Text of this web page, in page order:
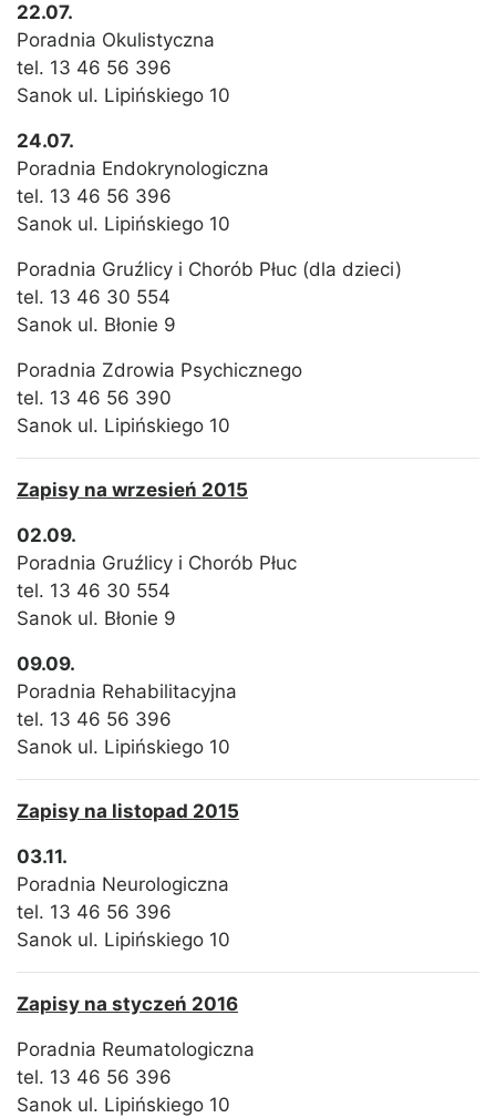
22.07.
Poradnia Okulistyczna
tel. 13 46 56 396
Sanok ul. Lipińskiego 10
24.07.
Poradnia Endokrynologiczna
tel. 13 46 56 396
Sanok ul. Lipińskiego 10
Poradnia Gruźlicy i Chorób Płuc (dla dzieci)
tel. 13 46 30 554
Sanok ul. Błonie 9
Poradnia Zdrowia Psychicznego
tel. 13 46 56 390
Sanok ul. Lipińskiego 10
Zapisy na wrzesień 2015
02.09.
Poradnia Gruźlicy i Chorób Płuc
tel. 13 46 30 554
Sanok ul. Błonie 9
09.09.
Poradnia Rehabilitacyjna
tel. 13 46 56 396
Sanok ul. Lipińskiego 10
Zapisy na listopad 2015
03.11.
Poradnia Neurologiczna
tel. 13 46 56 396
Sanok ul. Lipińskiego 10
Zapisy na styczeń 2016
Poradnia Reumatologiczna
tel. 13 46 56 396
Sanok ul. Lipińskiego 10